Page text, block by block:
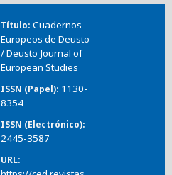
Título Cuadernos
Europeos de Deusto
/ Deusto Journal of
European Studies
ISSN (Papel) 1130-
8354
ISSN (Electrónico)
2445-3587
URL